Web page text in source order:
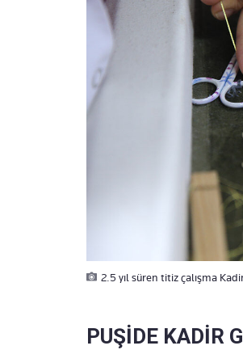
2.5 yıl süren titiz çalışma
PUŞİDE KADİR